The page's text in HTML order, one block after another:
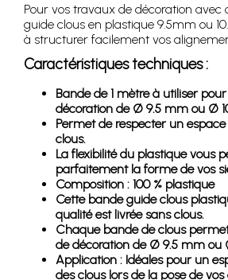
Pour vos travaux de décoration avec
guide clous en plastique 9.5mm ou
à structurer facilement vos
Caractéristiques techniques :
Bande de 1 mètre à utiliser
décoration de Ø 9.5 mm ou Ø
Permet de respecter un
clous.
La flexibilité du plastique vous
parfaitement la forme de vos
Composition : 100 % plastique
Cette bande guide clous
qualité est livrée sans clous.
Chaque bande de clous
de décoration de Ø 9.5 mm ou
Application : Idéales pour un
des clous lors de la pose de vos